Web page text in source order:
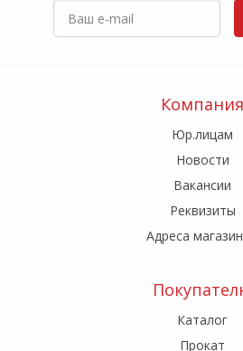
Компания
Юр.лицам
Новости
Вакансии
Реквизиты
Адреса
Каталог
Прокат